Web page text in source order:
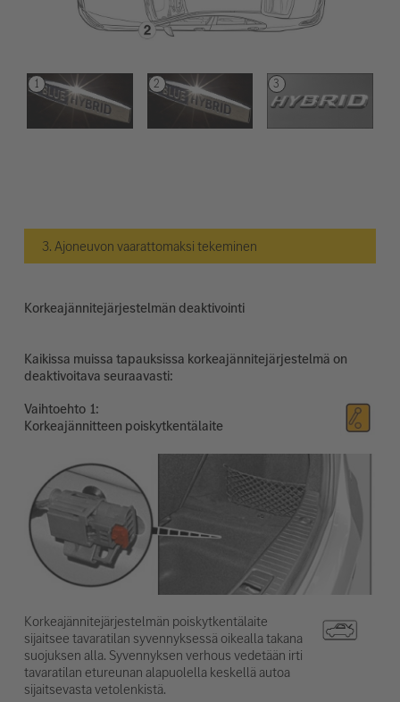
3. Ajoneuvon vaarattomaksi tekeminen
Korkeajännitejärjestelmän deaktivointi
Kaikissa muissa tapauksissa korkeajännitejärjestelmä on
deaktivoitava seuraavasti:
Vaihtoehto
Korkeajännitteen poiskytkentälaite
Korkeajännitejärjestelmän poiskytkentälaite
sijaitsee tavaratilan syvennyksessä oikealla takana
suojuksen alla. Syvennyksen verhous vedetään irti
tavaratilan etureunan alapuolella keskellä autoa
sijaitsevasta vetolenkistä.